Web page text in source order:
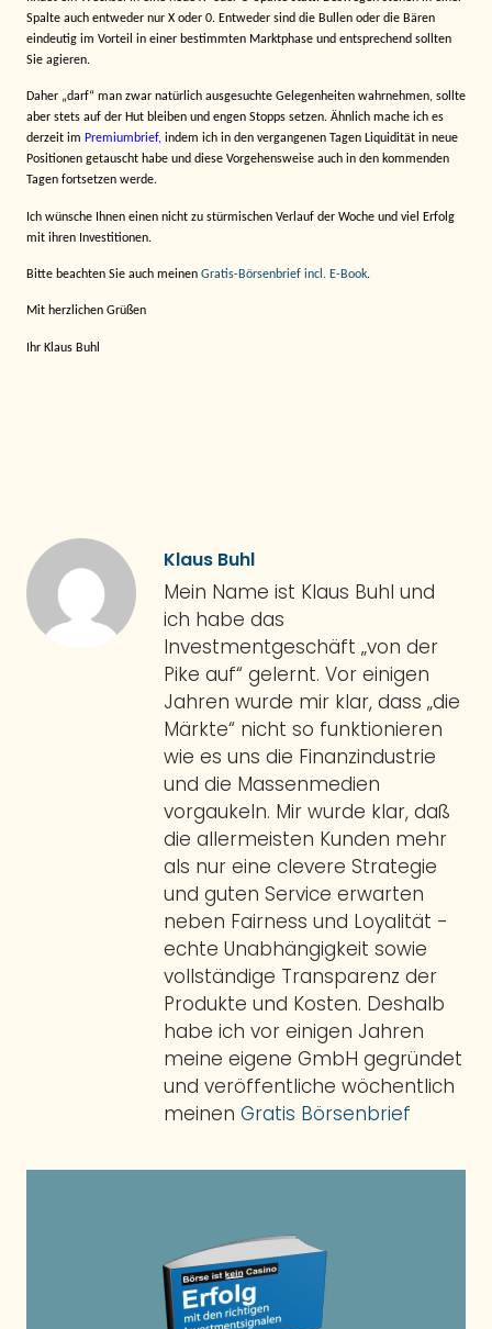
Spalte auch entweder nur X oder 0. Entweder sind die Bullen oder die Bären
eindeutig im Vorteil in einer bestimmten Marktphase und entsprechend sollten
Sie agieren.
Daher „darf“ man zwar natürlich ausgesuchte Gelegenheiten wahrnehmen, sollte
aber stets auf der Hut bleiben und engen Stopps setzen. Ähnlich mache ich es
derzeit im Premiumbrief, indem ich in den vergangenen Tagen Liquidität in neue
Positionen getauscht habe und diese Vorgehensweise auch in den kommenden
Tagen fortsetzen werde.
Ich wünsche Ihnen einen nicht zu stürmischen Verlauf der Woche und viel Erfolg
mit ihren Investitionen.
Bitte beachten Sie auch meinen Gratis-Börsenbrief incl. E-Book.
Mit herzlichen Grüßen
Ihr Klaus Buhl
Klaus Buhl
Mein Name ist Klaus Buhl und
ich habe das
Investmentgeschäft „von der
Pike auf“ gelernt. Vor einigen
Jahren wurde mir klar, dass „die
Märkte“ nicht so funktionieren
wie es uns die Finanzindustrie
und die Massenmedien
vorgaukeln. Mir wurde klar, daß
die allermeisten Kunden mehr
als nur eine clevere Strategie
und guten Service erwarten
neben Fairness und Loyalität -
echte Unabhängigkeit sowie
vollständige Transparenz der
Produkte und Kosten. Deshalb
habe ich vor einigen Jahren
meine eigene GmbH gegründet
und veröffentliche wöchentlich
meinen Gratis Börsenbrief